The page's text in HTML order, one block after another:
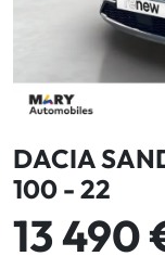
DACIA
100 - 22
13 490